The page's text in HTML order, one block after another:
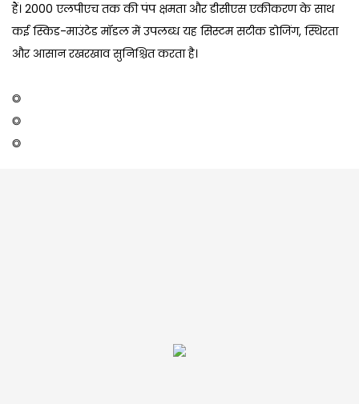
हैं। 2000 एलपीएच तक की पंप क्षमता और डीसीएस एकीकरण के साथ
कई स्किड-माउंटेड मॉडल में उपलब्ध यह सिस्टम सटीक डोजिंग, स्थिरता
और आसान रखरखाव सुनिश्चित करता है।
◎
◎
◎